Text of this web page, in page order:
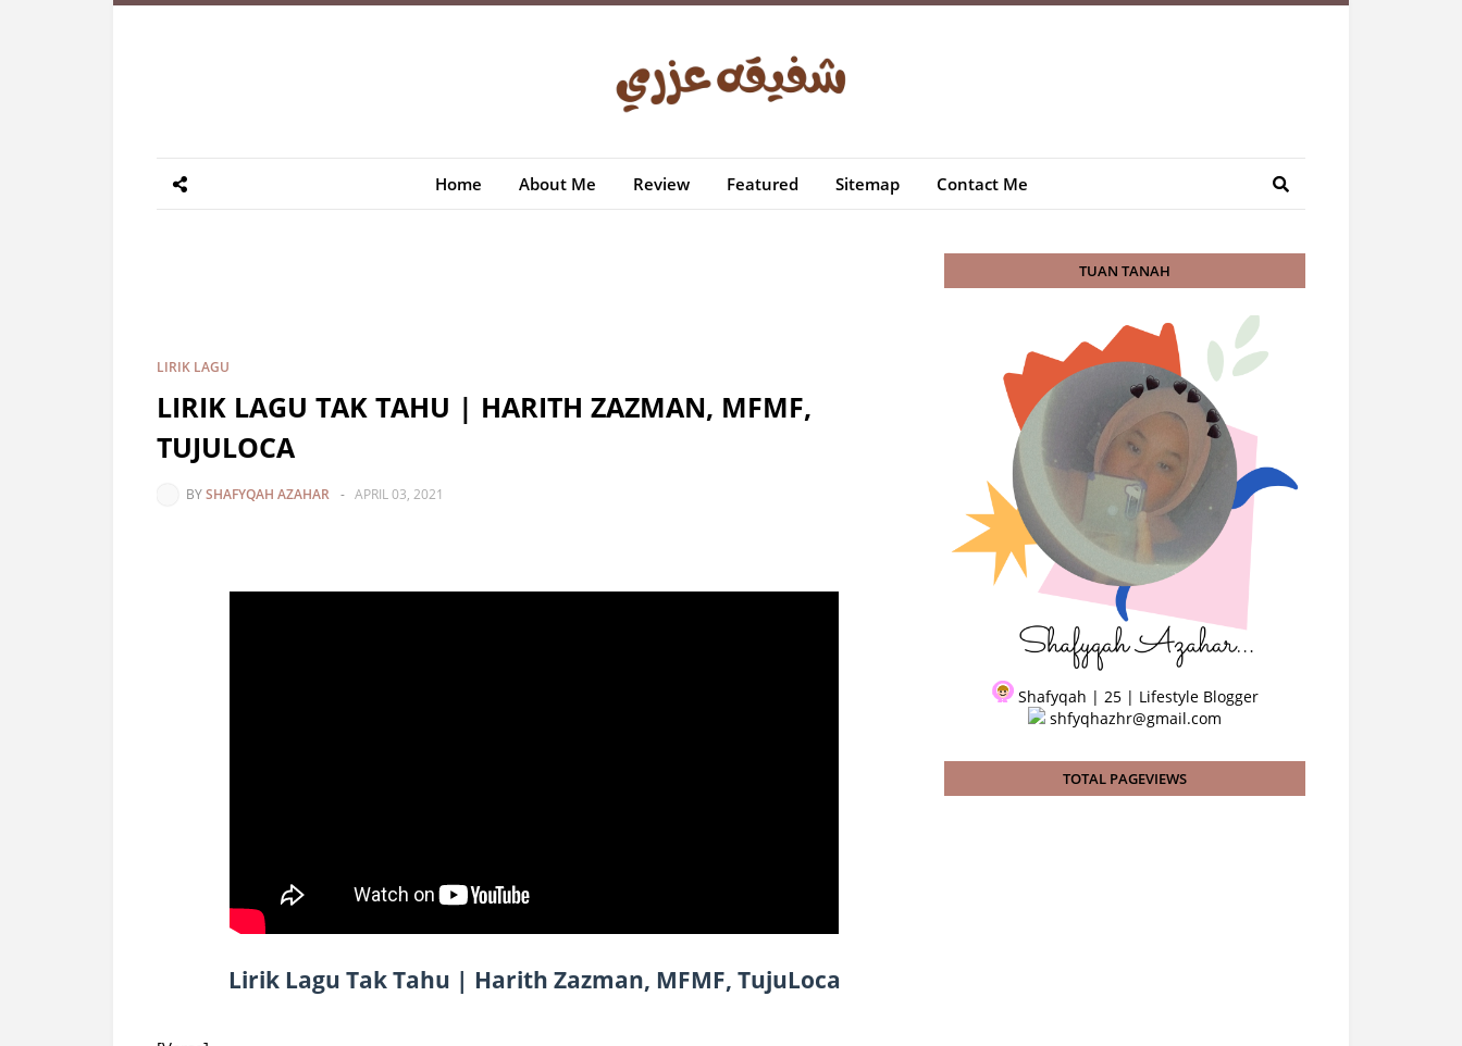
Home About Me Review Featured Sitemap Contact Me
LIRIK LAGU
LIRIK LAGU TAK TAHU | HARITH ZAZMAN, MFMF,
TUJULOCA
BYSHAFYQAH AZAHAR - APRIL 03, 2021
Lirik Lagu Tak Tahu | Harith Zazman, MFMF, TujuLoca
TUAN TANAH
Shafyqah | 25 | Lifestyle Blogger
shfyqhazhr@gmail.com
TOTAL PAGEVIEWS